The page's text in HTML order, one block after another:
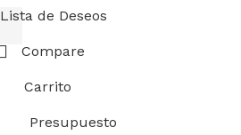
Lista de Deseos
Compare
Carrito
Presupuesto